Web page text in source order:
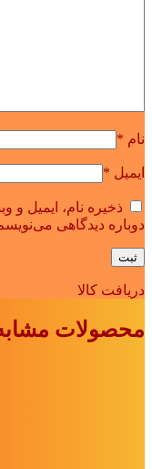
نام *
ایمیل *
ذخیره نام، ایمیل
دوباره دیدگاهی
دریافت کالا
محصولات